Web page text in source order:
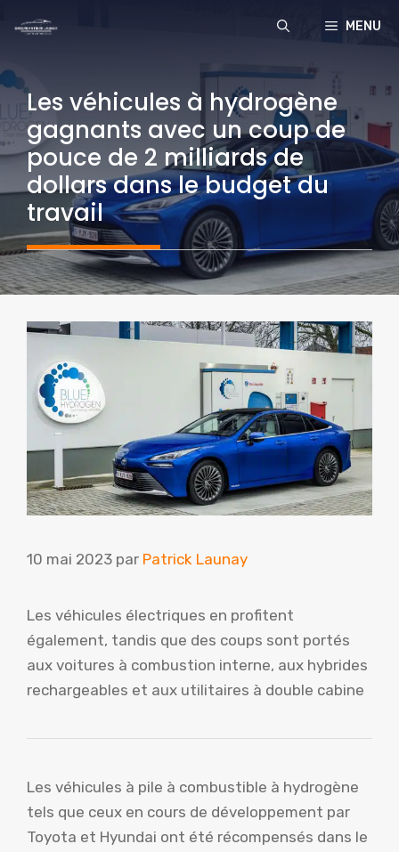
MENU
Les véhicules à hydrogène
gagnants avec un coup de
pouce de 2 milliards de
dollars dans le budget du
travail
10 mai 2023 par Patrick Launay
Les véhicules électriques en profitent
également, tandis que des coups sont portés
aux voitures à combustion interne, aux hybrides
rechargeables et aux utilitaires à double cabine
Les véhicules à pile à combustible à hydrogène
tels que ceux en cours de développement par
Toyota et Hyundai ont été récompensés dans le